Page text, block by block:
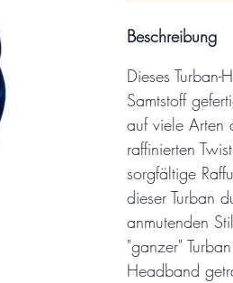
Beschreibung
Dieses
Samtstoff
auf viele Arten
raffinierten
sorgfältige
dieser Turban
anmutenden
"ganzer"
Headband